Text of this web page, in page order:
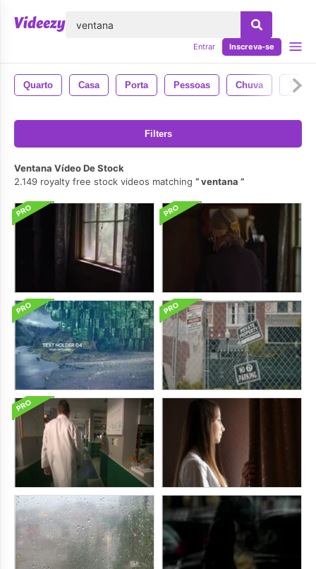
Entrar Inscreva-se
Quarto Casa Porta Pessoas Chuva Triste
Filters
Ventana Vídeo De Stock
2.149 royalty free stock videos matching
ventana